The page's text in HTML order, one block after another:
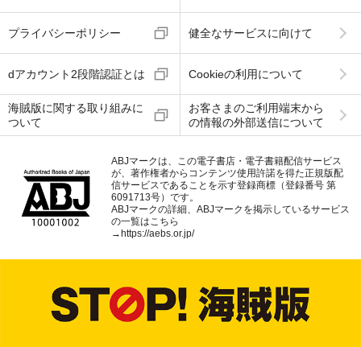
プライバシーポリシー 健全なサービスに向けて
dアカウント2段階認証とは Cookieの利用について
海賊版に関する取り組みに
ついて
お客さまのご利用端末から
の情報の外部送信について
ABJマークは、この電子書店・電子書籍配信サービス
が、著作権者からコンテンツ使用許諾を得た正規版配
信サービスであることを示す登録商標（登録番号 第
6091713号）です。
ABJマークの詳細、ABJマークを掲示しているサービス
の一覧はこちら
→ https://aebs.or.jp/